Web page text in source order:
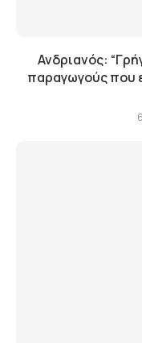
Ανδριανός:
παραγωγούς που